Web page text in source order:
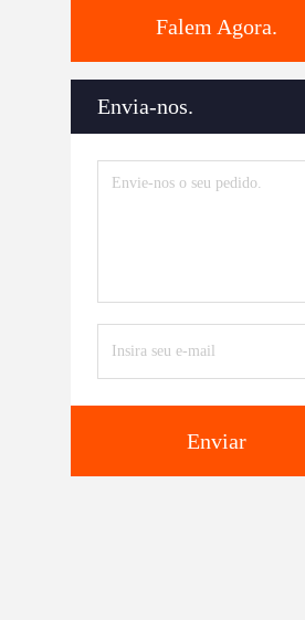
Falem Agora.
Envia-nos.
Enviar